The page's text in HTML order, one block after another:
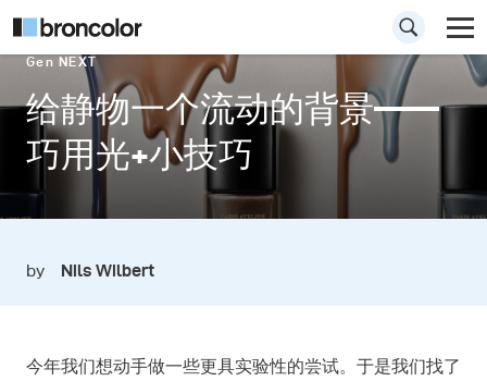
Gen NEXT
给静物一个流动的背景——
巧用光+小技巧
by Nils Wilbert
今年我们想动手做一些更具实验性的尝试。于是我们找了